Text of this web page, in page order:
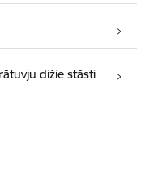
dižie stāsti